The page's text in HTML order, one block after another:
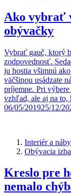
Ako vybrať
obývačky
Vybrať gauč, ktorý
zodpovednosť.
ju hostia všimnú
väčšinou usádzate
príjemne. Pri
vzhľad, ale aj na
06/05/201925/12/
Interiér a
Obývacia izba
Kreslo pre
nemalo